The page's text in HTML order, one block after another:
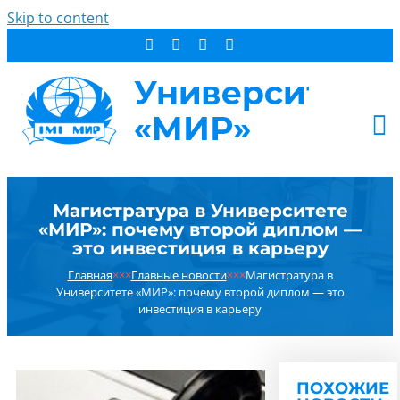
Skip to content
СТУДЕНТУ
ДОПОБРАЗОВАНИЕ
ОБ УНИВЕРСИТЕТЕ
НОВОСТИ
РЕЗУЛЬТАТ ПОИСКА:
Магистратура в Университете
«МИР»: почему второй диплом —
это инвестиция в карьеру
Главная×××Главные новости×××Магистратура в
Университете «МИР»: почему второй диплом — это
инвестиция в карьеру
ПОХОЖИЕ